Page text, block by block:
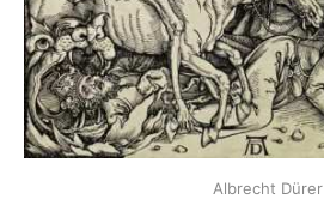
Albrecht Dürer